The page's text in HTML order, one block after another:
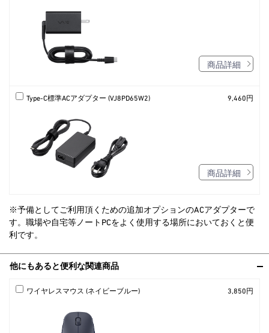
商品詳細
Type-C標準ACアダプター (VJ8PD65W2) 9,460円
商品詳細
※予備としてご利用頂くための追加オプションのACアダプターで
す。職場や自宅等ノートPCをよく使用する場所においておくと便
利です。
他にもあると便利な関連商品
ワイヤレスマウス (ネイビーブルー) 3,850円